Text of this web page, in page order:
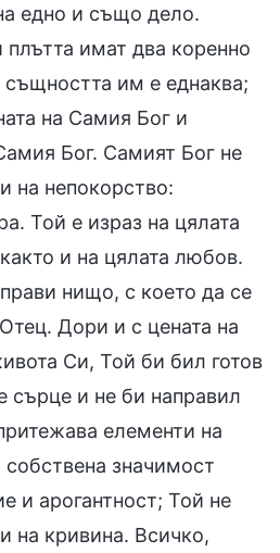
едно и също дело.
имат два коренно
същността им е еднаква;
на Самия Бог и
Бог. Самият Бог не
на непокорство:
Той е израз на цялата
и на цялата любов.
нищо, с което да се
Дори и с цената на
Си, Той би бил готов
сърце и не би направил
елементи на
значимост
и арогантност; Той не
на кривина. Всичко,